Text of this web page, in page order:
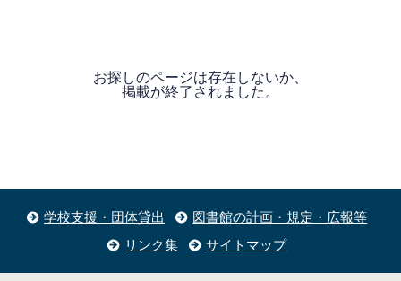
お探しのページは存在しないか、
掲載が終了されました。
学校支援・団体貸出
図書館の計画・規定・広報等
リンク集
サイトマップ